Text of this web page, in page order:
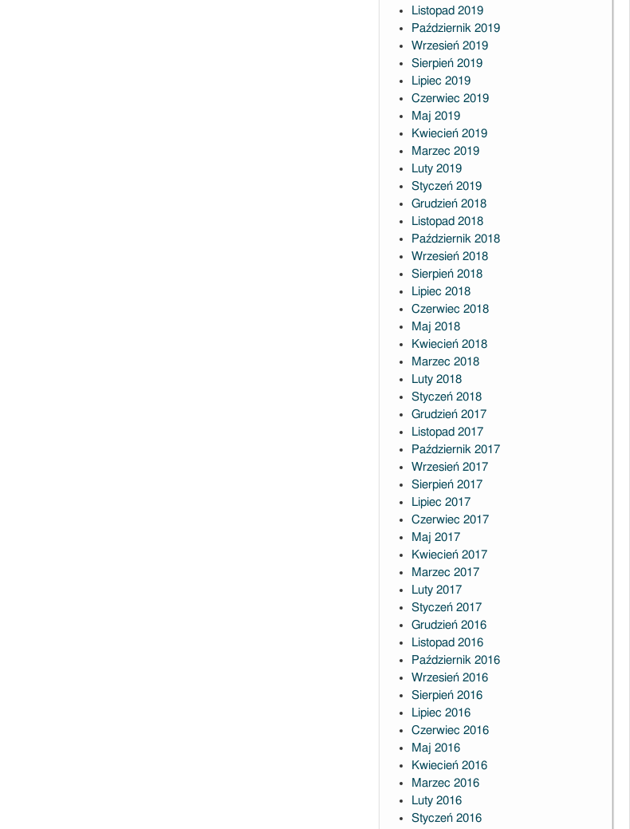
Listopad 2019
Październik 2019
Wrzesień 2019
Sierpień 2019
Lipiec 2019
Czerwiec 2019
Maj 2019
Kwiecień 2019
Marzec 2019
Luty 2019
Styczeń 2019
Grudzień 2018
Listopad 2018
Październik 2018
Wrzesień 2018
Sierpień 2018
Lipiec 2018
Czerwiec 2018
Maj 2018
Kwiecień 2018
Marzec 2018
Luty 2018
Styczeń 2018
Grudzień 2017
Listopad 2017
Październik 2017
Wrzesień 2017
Sierpień 2017
Lipiec 2017
Czerwiec 2017
Maj 2017
Kwiecień 2017
Marzec 2017
Luty 2017
Styczeń 2017
Grudzień 2016
Listopad 2016
Październik 2016
Wrzesień 2016
Sierpień 2016
Lipiec 2016
Czerwiec 2016
Maj 2016
Kwiecień 2016
Marzec 2016
Luty 2016
Styczeń 2016